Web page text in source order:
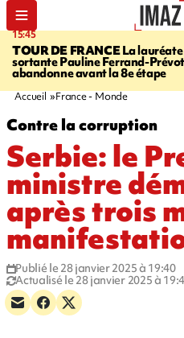
15:45
TOUR DE FRANCELa lauréate
sortante Pauline Ferrand-Prévot
abandonne avant la 8e étape
Accueil France - Monde
Contre la corruption
Serbie: le
ministre
après trois
Publié le 28 janvier 2025 à 19:40
Actualisé le 28 janvier 2025 à